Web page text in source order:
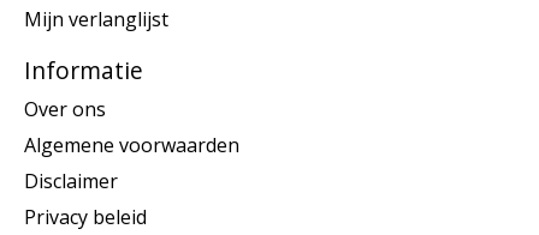
Mijn verlanglijst
Informatie
Over ons
Algemene voorwaarden
Disclaimer
Privacy beleid